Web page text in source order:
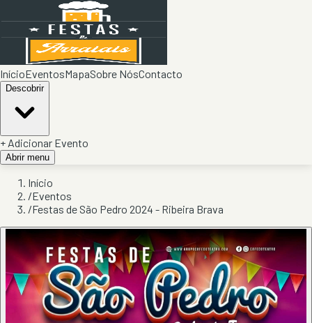
InícioEventosMapaSobre NósContacto
Descobrir
+ Adicionar Evento
Abrir menu
Início
/Eventos
/Festas de São Pedro 2024 - Ribeira Brava